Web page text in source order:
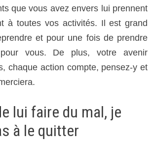
que vous avez envers lui prennent
à toutes vos activités. Il est grand
et pour une fois de prendre
vous. De plus, votre avenir
chaque action compte, pensez-y et
lui faire du mal, je
à le quitter